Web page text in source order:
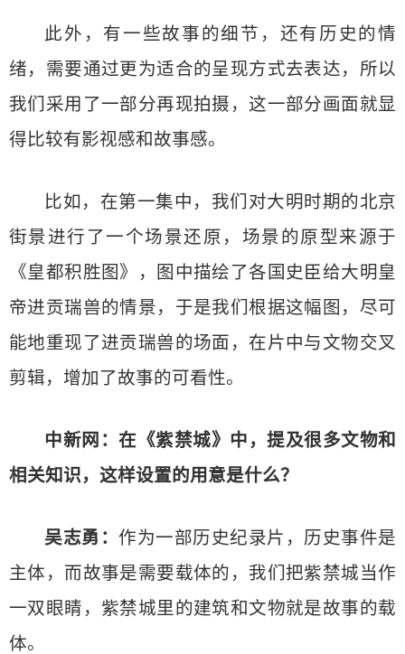
此外，有一些故事的细节，还有历史的情
绪，需要通过更为适合的呈现方式去表达，所以
我们采用了一部分再现拍摄，这一部分画面就显
得比较有影视感和故事感。
比如，在第一集中，我们对大明时期的北京
街景进行了一个场景还原，场景的原型来源于
《皇都积胜图》，图中描绘了各国史臣给大明皇
帝进贡瑞兽的情景，于是我们根据这幅图，尽可
能地重现了进贡瑞兽的场面，在片中与文物交叉
剪辑，增加了故事的可看性。
中新网：在《紫禁城》中，提及很多文物和
相关知识，这样设置的用意是什么？
吴志勇：作为一部历史纪录片，历史事件是
主体，而故事是需要载体的，我们把紫禁城当作
一双眼睛，紫禁城里的建筑和文物就是故事的载
体。